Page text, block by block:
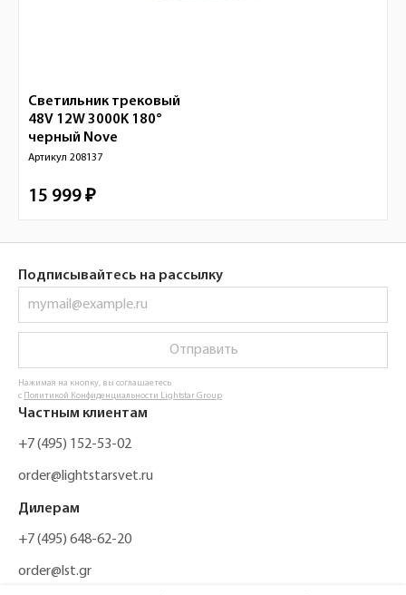
Светильник трековый
48V 12W 3000K 180°
черный Nove
Артикул 208137
15 999 ₽
Подписывайтесь на рассылку
Отправить
Нажимая на кнопку, вы соглашаетесь
с Политикой Конфиденциальности Lightstar Group
Частным клиентам
+7 (495) 152-53-02
order@lightstarsvet.ru
Дилерам
+7 (495) 648-62-20
order@lst.gr